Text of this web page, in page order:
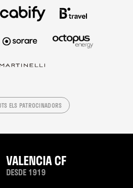
ELS PATROCINADORS